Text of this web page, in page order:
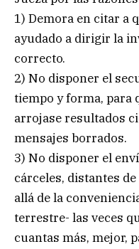
1) Demora en citar a
ayudado a dirigir la
correcto.
2) No disponer el
tiempo y forma, para
arrojase resultados
mensajes borrados.
3) No disponer el
cárceles, distantes
allá de la
terrestre- las veces
cuantas más, mejor,